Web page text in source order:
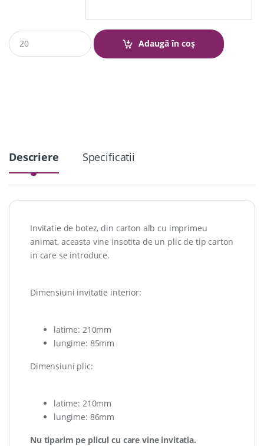
Q
u
a
Adaugă în coș
Descriere Specificatii
Invitatie de botez, din carton alb cu imprimeu
animat, aceasta vine insotita de un plic de tip carton
in care se introduce.
Dimensiuni invitatie interior:
latime: 210mm
lungime: 85mm
Dimensiuni plic:
latime: 210mm
lungime: 86mm
Nu tiparim pe plicul cu care vine invitatia.